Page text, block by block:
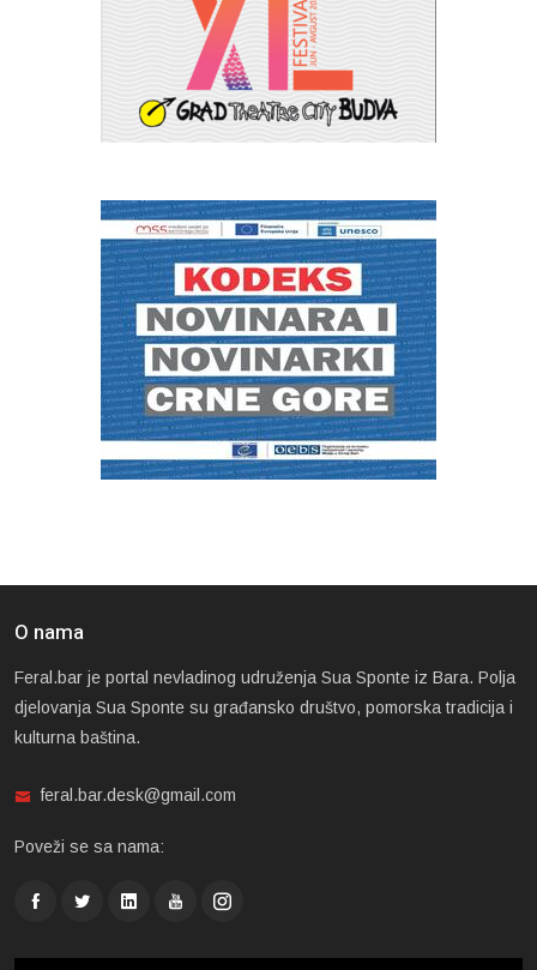
O nama
Feral.bar je portal nevladinog udruženja Sua Sponte iz Bara. Polja
djelovanja Sua Sponte su građansko društvo, pomorska tradicija i
kulturna baština.
feral.bar.desk@gmail.com
Poveži se sa nama: